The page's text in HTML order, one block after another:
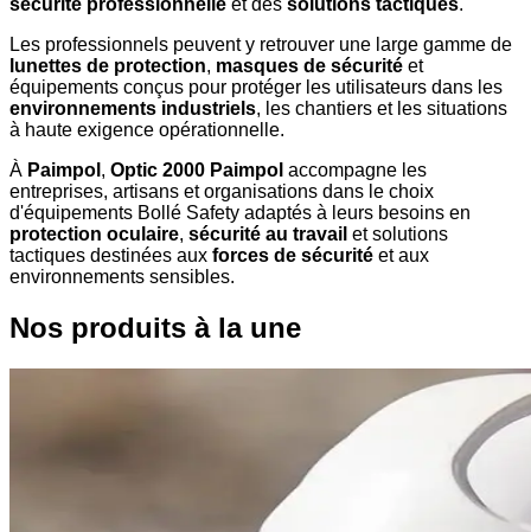
sécurité professionnelle et des solutions tactiques.
Les professionnels peuvent y retrouver une large gamme de
lunettes de protection, masques de sécurité et
équipements conçus pour protéger les utilisateurs dans les
environnements industriels, les chantiers et les situations
à haute exigence opérationnelle.
À Paimpol , Optic 2000 Paimpol accompagne les
entreprises, artisans et organisations dans le choix
d'équipements Bollé Safety adaptés à leurs besoins en
protection oculaire, sécurité au travail et solutions
tactiques destinées aux forces de sécurité et aux
environnements sensibles.
Nos produits à la une